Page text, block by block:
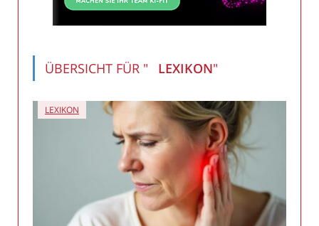
ÜBERSICHT FÜR " LEXIKON"
LEXIKON